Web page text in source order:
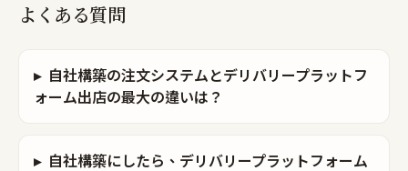
よくある質問
▸ 自社構築の注文システムとデリバリープラットフ
ォーム出店の最大の違いは？
▸ 自社構築にしたら、デリバリープラットフォーム